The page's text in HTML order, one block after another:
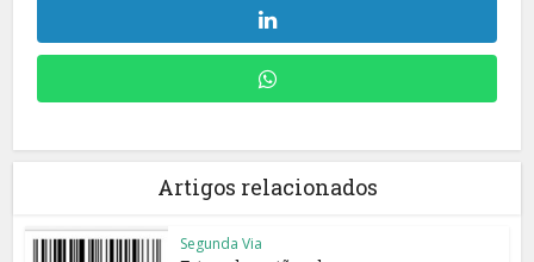
Artigos relacionados
Segunda Via